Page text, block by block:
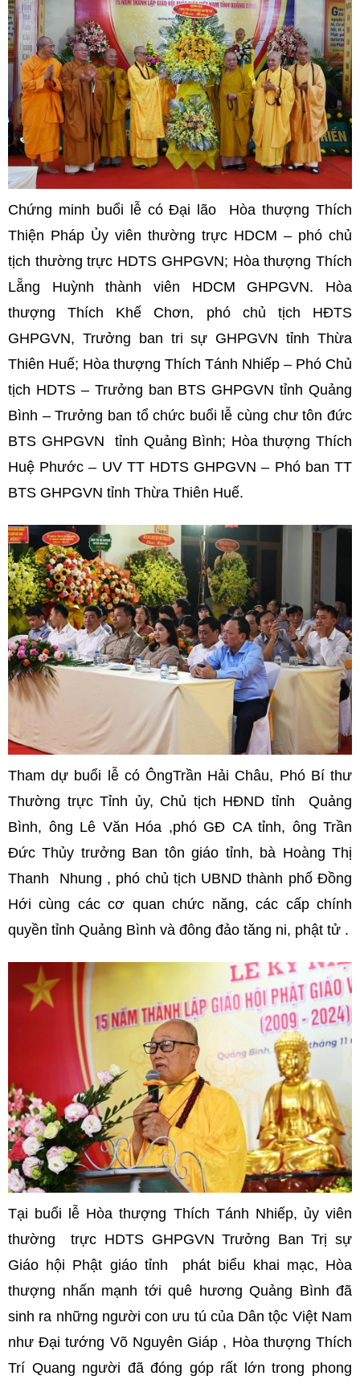
Chứng minh buổi lễ có Đại lão Hòa thượng Thích
Thiện Pháp Ủy viên thường trực HDCM – phó chủ
tịch thường trực HDTS GHPGVN; Hòa thượng Thích
Lẵng Huỳnh thành viên HDCM GHPGVN. Hòa
thượng Thích Khế Chơn, phó chủ tịch HĐTS
GHPGVN, Trưởng ban tri sự GHPGVN tỉnh Thừa
Thiên Huế; Hòa thượng Thích Tánh Nhiếp – Phó Chủ
tịch HDTS – Trưởng ban BTS GHPGVN tỉnh Quảng
Bình – Trưởng ban tổ chức buổi lễ cùng chư tôn đức
BTS GHPGVN tỉnh Quảng Bình; Hòa thượng Thích
Huệ Phước – UV TT HDTS GHPGVN – Phó ban TT
BTS GHPGVN tỉnh Thừa Thiên Huế.
Tham dự buổi lễ có ÔngTrần Hải Châu, Phó Bí thư
Thường trực Tỉnh ủy, Chủ tịch HĐND tỉnh Quảng
Bình, ông Lê Văn Hóa ,phó GĐ CA tỉnh, ông Trần
Đức Thủy trưởng Ban tôn giáo tỉnh, bà Hoàng Thị
Thanh Nhung , phó chủ tịch UBND thành phố Đồng
Hới cùng các cơ quan chức năng, các cấp chính
quyền tỉnh Quảng Bình và đông đảo tăng ni, phật tử .
Tại buổi lễ Hòa thượng Thích Tánh Nhiếp, ủy viên
thường trực HDTS GHPGVN Trưởng Ban Trị sự
Giáo hội Phật giáo tỉnh phát biểu khai mạc, Hòa
thượng nhấn mạnh tới quê hương Quảng Bình đã
sinh ra những người con ưu tú của Dân tộc Việt Nam
như Đại tướng Võ Nguyên Giáp , Hòa thượng Thích
Trí Quang người đã đóng góp rất lớn trong phong